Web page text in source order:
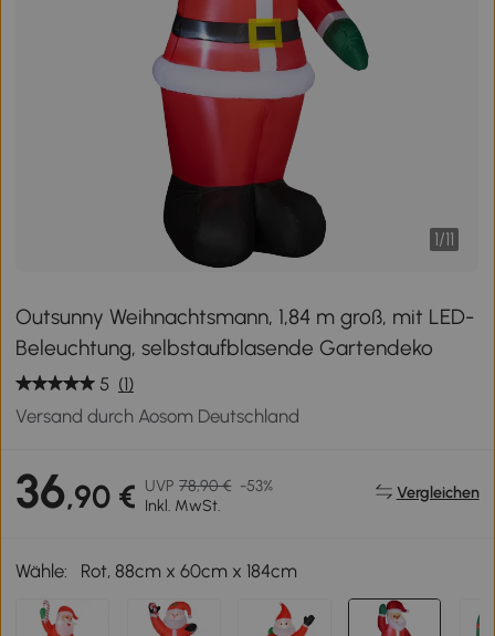
1/11
Outsunny Weihnachtsmann, 1,84 m groß, mit LED-
Beleuchtung, selbstaufblasende Gartendeko
5 (1)
Versand durch Aosom Deutschland
36,90 € UVP 78,90 € -53%
Inkl. MwSt.
Vergleichen
Wähle: Rot, 88cm x 60cm x 184cm